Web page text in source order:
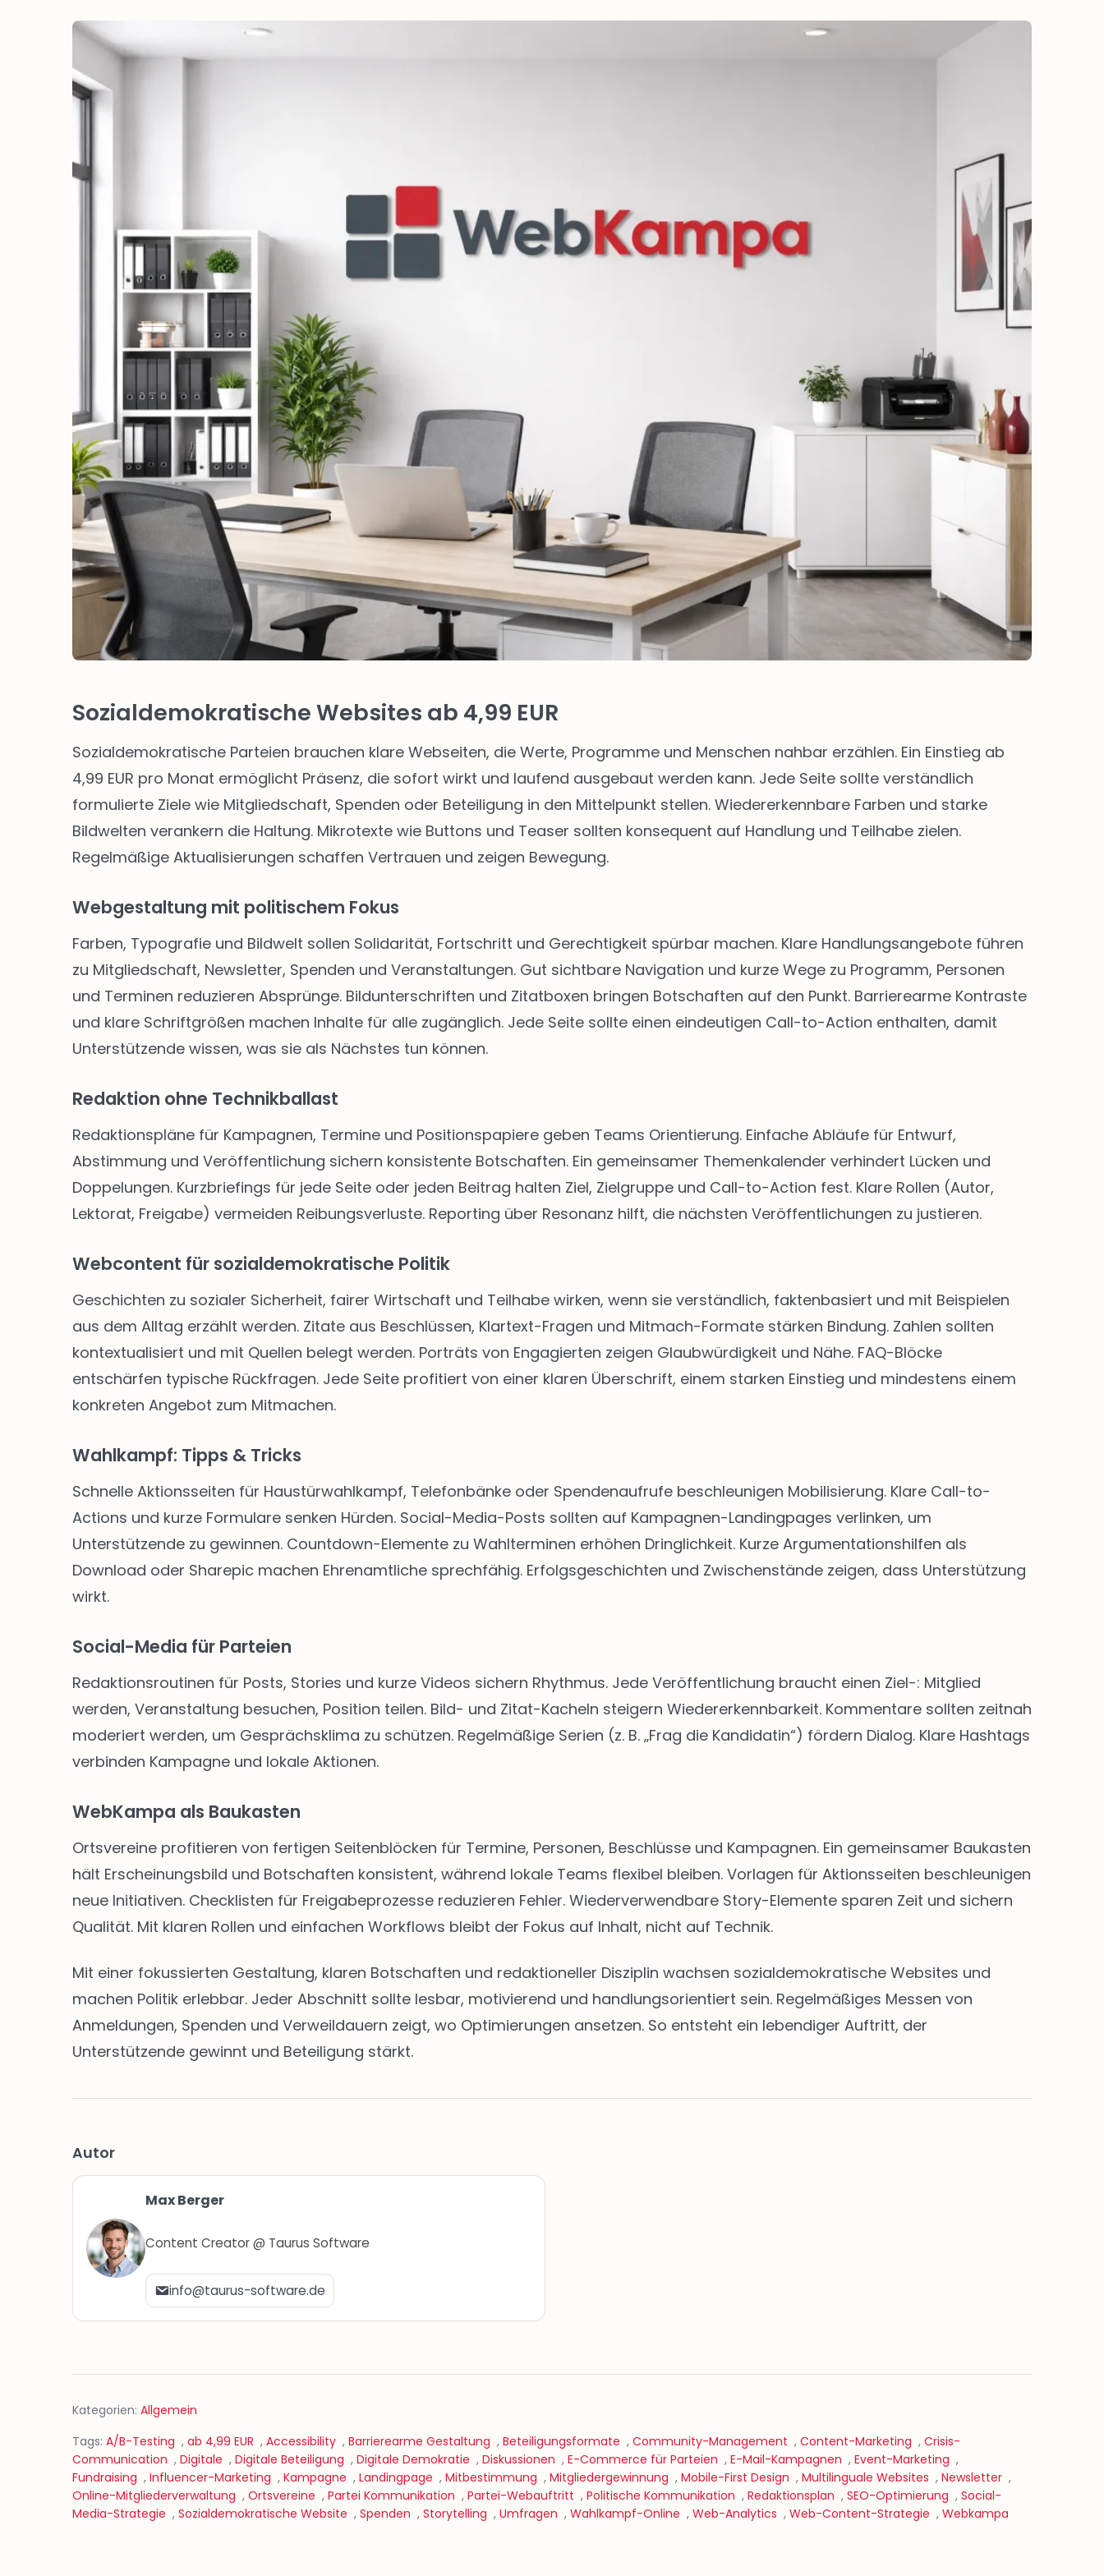
Wahlkampf auf Facebook
Reichweite & Community über
Sozialdemokratische Websites ab 4,99 EUR
Sozialdemokratische Parteien brauchen klare Webseiten, die Werte, Programme und Menschen nahbar erzählen. Ein Einstieg ab
4,99 EUR pro Monat ermöglicht Präsenz, die sofort wirkt und laufend ausgebaut werden kann. Jede Seite sollte verständlich
formulierte Ziele wie Mitgliedschaft, Spenden oder Beteiligung in den Mittelpunkt stellen. Wiedererkennbare Farben und starke
Bildwelten verankern die Haltung. Mikrotexte wie Buttons und Teaser sollten konsequent auf Handlung und Teilhabe zielen.
Regelmäßige Aktualisierungen schaffen Vertrauen und zeigen Bewegung.
Webgestaltung mit politischem Fokus
Farben, Typografie und Bildwelt sollen Solidarität, Fortschritt und Gerechtigkeit spürbar machen. Klare Handlungsangebote führen
zu Mitgliedschaft, Newsletter, Spenden und Veranstaltungen. Gut sichtbare Navigation und kurze Wege zu Programm, Personen
und Terminen reduzieren Absprünge. Bildunterschriften und Zitatboxen bringen Botschaften auf den Punkt. Barrierearme Kontraste
und klare Schriftgrößen machen Inhalte für alle zugänglich. Jede Seite sollte einen eindeutigen Call-to-Action enthalten, damit
Unterstützende wissen, was sie als Nächstes tun können.
Redaktion ohne Technikballast
Redaktionspläne für Kampagnen, Termine und Positionspapiere geben Teams Orientierung. Einfache Abläufe für Entwurf,
Abstimmung und Veröffentlichung sichern konsistente Botschaften. Ein gemeinsamer Themenkalender verhindert Lücken und
Doppelungen. Kurzbriefings für jede Seite oder jeden Beitrag halten Ziel, Zielgruppe und Call-to-Action fest. Klare Rollen (Autor,
Lektorat, Freigabe) vermeiden Reibungsverluste. Reporting über Resonanz hilft, die nächsten Veröffentlichungen zu justieren.
Webcontent für sozialdemokratische Politik
Geschichten zu sozialer Sicherheit, fairer Wirtschaft und Teilhabe wirken, wenn sie verständlich, faktenbasiert und mit Beispielen
aus dem Alltag erzählt werden. Zitate aus Beschlüssen, Klartext-Fragen und Mitmach-Formate stärken Bindung. Zahlen sollten
kontextualisiert und mit Quellen belegt werden. Porträts von Engagierten zeigen Glaubwürdigkeit und Nähe. FAQ-Blöcke
entschärfen typische Rückfragen. Jede Seite profitiert von einer klaren Überschrift, einem starken Einstieg und mindestens einem
konkreten Angebot zum Mitmachen.
Wahlkampf: Tipps & Tricks
Schnelle Aktionsseiten für Haustürwahlkampf, Telefonbänke oder Spendenaufrufe beschleunigen Mobilisierung. Klare Call-to-
Actions und kurze Formulare senken Hürden. Social-Media-Posts sollten auf Kampagnen-Landingpages verlinken, um
Unterstützende zu gewinnen. Countdown-Elemente zu Wahlterminen erhöhen Dringlichkeit. Kurze Argumentationshilfen als
Download oder Sharepic machen Ehrenamtliche sprechfähig. Erfolgsgeschichten und Zwischenstände zeigen, dass Unterstützung
wirkt.
Social-Media für Parteien
Redaktionsroutinen für Posts, Stories und kurze Videos sichern Rhythmus. Jede Veröffentlichung braucht einen Ziel-: Mitglied
werden, Veranstaltung besuchen, Position teilen. Bild- und Zitat-Kacheln steigern Wiedererkennbarkeit. Kommentare sollten zeitnah
moderiert werden, um Gesprächsklima zu schützen. Regelmäßige Serien (z. B. „Frag die Kandidatin“) fördern Dialog. Klare Hashtags
verbinden Kampagne und lokale Aktionen.
WebKampa als Baukasten
Ortsvereine profitieren von fertigen Seitenblöcken für Termine, Personen, Beschlüsse und Kampagnen. Ein gemeinsamer Baukasten
hält Erscheinungsbild und Botschaften konsistent, während lokale Teams flexibel bleiben. Vorlagen für Aktionsseiten beschleunigen
neue Initiativen. Checklisten für Freigabeprozesse reduzieren Fehler. Wiederverwendbare Story-Elemente sparen Zeit und sichern
Qualität. Mit klaren Rollen und einfachen Workflows bleibt der Fokus auf Inhalt, nicht auf Technik.
Mit einer fokussierten Gestaltung, klaren Botschaften und redaktioneller Disziplin wachsen sozialdemokratische Websites und
machen Politik erlebbar. Jeder Abschnitt sollte lesbar, motivierend und handlungsorientiert sein. Regelmäßiges Messen von
Anmeldungen, Spenden und Verweildauern zeigt, wo Optimierungen ansetzen. So entsteht ein lebendiger Auftritt, der
Unterstützende gewinnt und Beteiligung stärkt.
Autor
Max Berger
Content Creator @ Taurus Software
info@taurus-software.de
Kategorien: Allgemein
Tags: A/B-Testing , ab 4,99 EUR , Accessibility , Barrierearme Gestaltung , Beteiligungsformate , Community-Management , Content-Marketing , Crisis-
Communication , Digitale , Digitale Beteiligung , Digitale Demokratie , Diskussionen , E-Commerce für Parteien , E-Mail-Kampagnen , Event-Marketing ,
Fundraising , Influencer-Marketing , Kampagne , Landingpage , Mitbestimmung , Mitgliedergewinnung , Mobile-First Design , Multilinguale Websites , Newsletter ,
Online-Mitgliederverwaltung , Ortsvereine , Partei Kommunikation , Partei-Webauftritt , Politische Kommunikation , Redaktionsplan , SEO-Optimierung , Social-
Media-Strategie , Sozialdemokratische Website , Spenden , Storytelling , Umfragen , Wahlkampf-Online , Web-Analytics , Web-Content-Strategie , Webkampa